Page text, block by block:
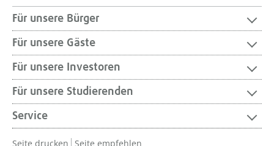
Für unsere Bürger
Für unsere Gäste
Für unsere Investoren
Für unsere Studierenden
Service
Seite drucken Seite empfehlen